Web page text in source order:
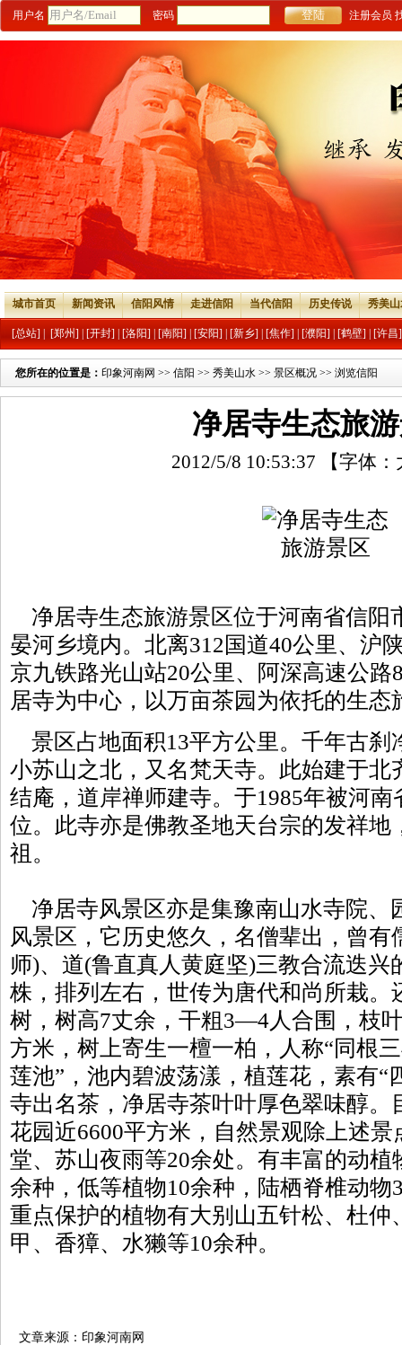
用户名 密码 注册会员
城市首页 新闻资讯 信阳风情 走进信阳 当代信阳 历史传说 秀美
[总站] [郑州] [开封] [洛阳] [南阳] [安阳] [新乡] [焦作] [濮阳] [鹤壁] [许昌]
您所在的位置是： 印象河南网 >> 信阳 >> 秀美山水 >> 景区概况 >> 浏览信阳
净居寺生态旅
2012/5/8 10:53:37 【字体：
净居寺生态旅游景区位于河南省信阳
晏河乡境内。北离312国道40公里、沪
京九铁路光山站20公里、阿深高速公
居寺为中心，以万亩茶园为依托的生态
景区占地面积13平方公里。千年古刹
小苏山之北，又名梵天寺。此始建于北
结庵，道岸禅师建寺。于1985年被河
位。此寺亦是佛教圣地天台宗的发祥地
祖。
净居寺风景区亦是集豫南山水寺院、
风景区，它历史悠久，名僧辈出，曾有
师)、道(鲁直真人黄庭坚)三教合流迭兴
株，排列左右，世传为唐代和尚所栽。
树，树高7丈余，干粗3—4人合围，枝
方米，树上寄生一檀一柏，人称“同根
莲池”，池内碧波荡漾，植莲花，素有“
寺出名茶，净居寺茶叶叶厚色翠味醇。
花园近6600平方米，自然景观除上述
堂、苏山夜雨等20余处。有丰富的动植
余种，低等植物10余种，陆栖脊椎动物
重点保护的植物有大别山五针松、杜仲
甲、香獐、水獭等10余种。
文章来源：印象河南网